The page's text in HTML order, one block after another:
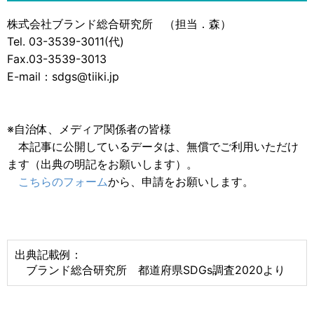
株式会社ブランド総合研究所 （担当．森）
Tel. 03-3539-3011(代)
Fax.03-3539-3013
E-mail：sdgs@tiiki.jp
※自治体、メディア関係者の皆様
本記事に公開しているデータは、無償でご利用いただけ
ます（出典の明記をお願いします）。
こちらのフォームから、申請をお願いします。
出典記載例：
ブランド総合研究所 都道府県SDGs調査2020より